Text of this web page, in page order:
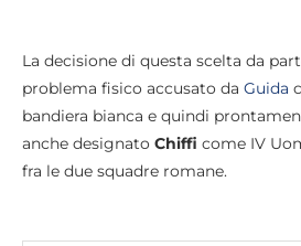
La decisione di questa scelta da
problema fisico accusato da Guida
bandiera bianca e quindi
anche designato Chiffi come IV
fra le due squadre romane.